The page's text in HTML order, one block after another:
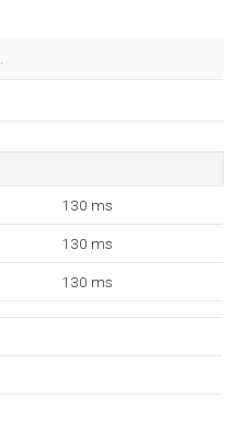
130 ms
130 ms
130 ms